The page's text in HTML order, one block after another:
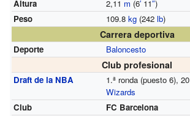
Altura
2,11 m (6′11″)
Peso
109.8 kg(242 lb)
Carrera deportiva
Deporte Baloncesto
Club profesional
Draft de la NBA 1.ª ronda (puesto 6),
Wizards
Club
FC Barcelona